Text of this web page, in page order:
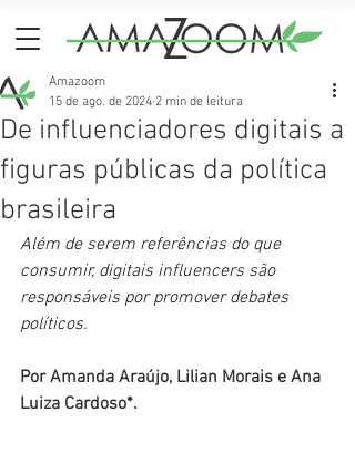
De influenciadores digitais a
figuras públicas da política
brasileira
Amazoom
15 de ago. de 2024 2 min de leitura
Além de serem referências do que
consumir, digitais influencers são
responsáveis por promover debates
políticos.
Por Amanda Araújo, Lilian Morais e Ana
Luiza Cardoso*.